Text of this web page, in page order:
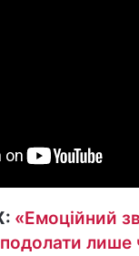
«Емоційний
лише